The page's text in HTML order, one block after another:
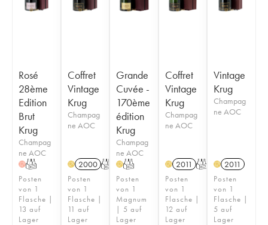
Rosé
28ème
Edition
Brut
Krug
Champag
ne AOC
HT
Posten
von 1
Flasche |
13 auf
Lager
Coffret
Vintage
Krug
Champag
ne AOC
H 2000 T
Posten
von 1
Flasche |
11 auf
Lager
Grande
Cuvée -
170ème
édition
Krug
Champag
ne AOC
HT
Posten
von 1
Magnum
| 5 auf
Lager
Coffret
Vintage
Krug
Champag
ne AOC
H 2011 T
Posten
von 1
Flasche |
12 auf
Lager
Vintage
Krug
Champag
ne AOC
H 2011
Posten
von 1
Flasche |
5 auf
Lager